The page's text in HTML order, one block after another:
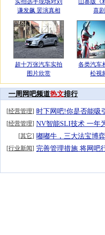
实拍选手现场对刘
谦发飙 罢演真相
山寨版《
喜
超十万张汽车实拍
图片欣赏
各类汽车
松视
一周网吧频道热文排行
[经营管理]
[经营管理]
[其它]
[行业新闻]
时下网吧!你是否能吸
NV智能SLI技术 一年
嘟嘟牛，三大法宝博
完善管理措施 将网吧